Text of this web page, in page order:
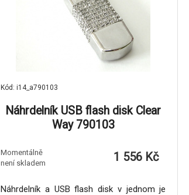
Kód: i14_a790103
Náhrdelník USB flash disk Clear
Way 790103
Momentálně
není skladem
1 556 Kč
Náhrdelník a USB flash disk v jednom je